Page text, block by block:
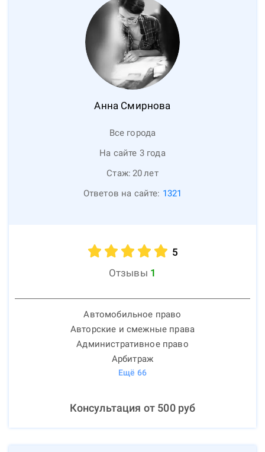
Анна Смирнова
Все города
На сайте 3 года
Стаж: 20лет
Ответов на сайте: 1321
5
Отзывы 1
Автомобильное право
Авторские и смежные права
Административное право
Арбитраж
Ещё 66
Консультация от 500руб